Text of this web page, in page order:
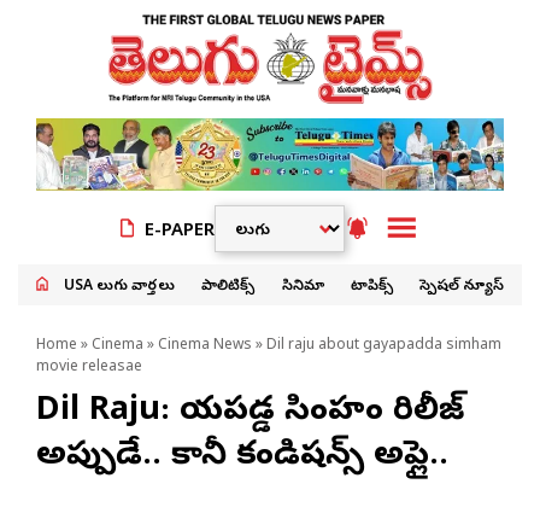
E-PAPER
USA తెలుగు వార్తలు పాలిటిక్స్ సినిమా టాపిక్స్ స్పెషల్ న్యూస్
Home » Cinema » Cinema News » Dil raju about gayapadda simham
movie releasae
Dil Raju: గాయపడ్డ సింహం రిలీజ్
అప్పుడే.. కానీ కండిషన్స్‌ అప్లై..